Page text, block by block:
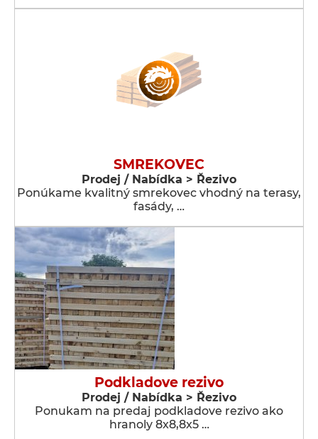
SMREKOVEC
Prodej / Nabídka > Řezivo
Ponúkame kvalitný smrekovec vhodný na terasy,
fasády, …
Podkladove rezivo
Prodej / Nabídka > Řezivo
Ponukam na predaj podkladove rezivo ako
hranoly 8x8,8x5 …